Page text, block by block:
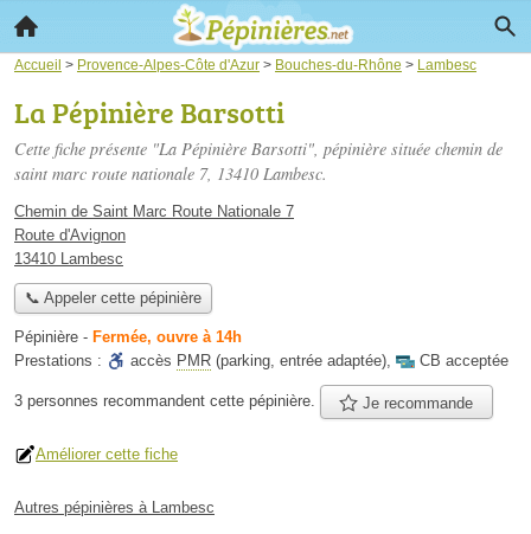
Accueil > Provence-Alpes-Côte d'Azur > Bouches-du-Rhône > Lambesc
La Pépinière Barsotti
Cette fiche présente "La Pépinière Barsotti", pépinière située chemin de
saint marc route nationale 7, 13410 Lambesc.
Chemin de Saint Marc Route Nationale 7
Route d'Avignon
13410 Lambesc
📞 Appeler cette pépinière
Pépinière - Fermée, ouvre à 14h
Prestations :
accès PMR (parking, entrée adaptée), CB acceptée
3 personnes recommandent cette pépinière. Je recommande
Améliorer cette fiche
Autres pépinières à Lambesc